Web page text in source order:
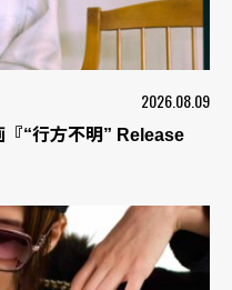
2026.08.09
“行方不明” Release